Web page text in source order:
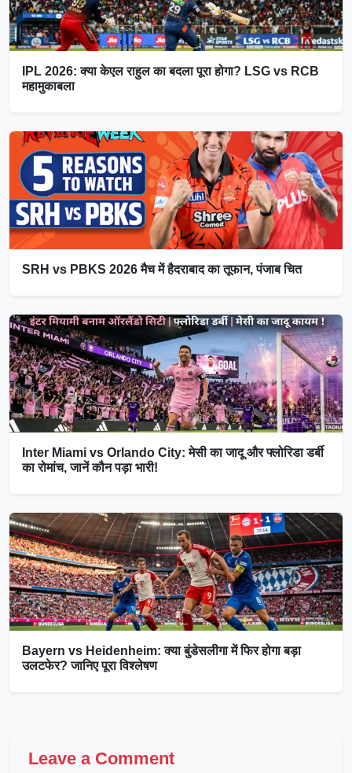
IPL 2026: क्या केएल राहुल का बदला पूरा होगा? LSG vs RCB
महामुकाबला
SRH vs PBKS 2026 मैच में हैदराबाद का तूफान, पंजाब चित
Inter Miami vs Orlando City: मेसी का जादू और फ्लोरिडा डर्बी
का रोमांच, जानें कौन पड़ा भारी!
Bayern vs Heidenheim: क्या बुंडेसलीगा में फिर होगा बड़ा
उलटफेर? जानिए पूरा विश्लेषण
Leave a Comment